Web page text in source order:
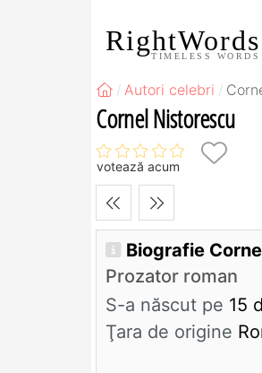
RightWords
TIMELESS WORDS
Autori celebri
Cornel Nistorescu
votează acum
Biografie
Prozator roman
S-a născut pe 15
Ţara de origine